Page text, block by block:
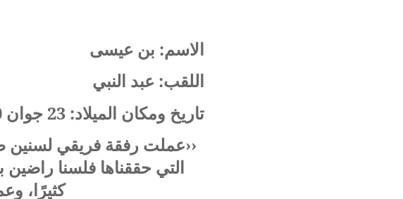
الاسم: بن عيسى
اللقب: عبد النبي
تاريخ ومكان الميلاد: 23 جوان 1950م البليدة.
‹‹عملت رفقة فريقي لسنين
التي حققناها فلسنا
كثيرًا،